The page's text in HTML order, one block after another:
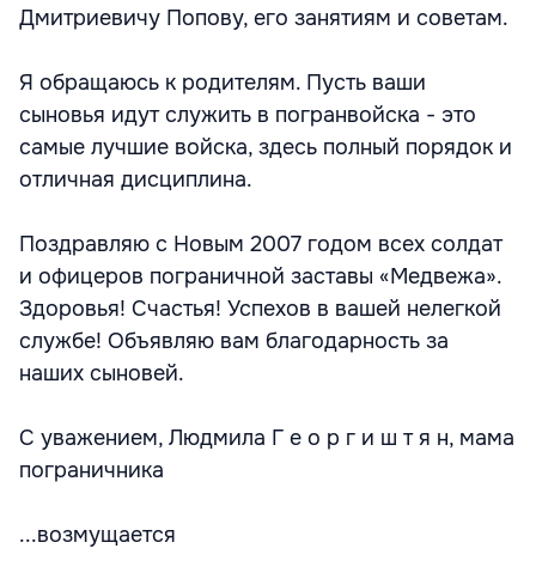
Дмитриевичу Попову, его занятиям и советам.
Я обращаюсь к родителям. Пусть ваши
сыновья идут служить в погранвойска - это
самые лучшие войска, здесь полный порядок и
отличная дисциплина.
Поздравляю с Новым 2007 годом всех солдат
и офицеров пограничной заставы «Медвежа».
Здоровья! Счастья! Успехов в вашей нелегкой
службе! Объявляю вам благодарность за
наших сыновей.
С уважением, Людмила Г е о р г и ш т я н, мама
пограничника
...возмущается